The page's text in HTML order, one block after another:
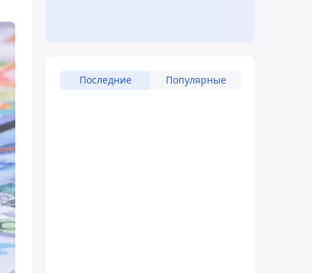
Последние Популярные